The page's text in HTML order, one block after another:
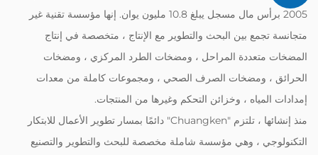
2005 برأس مال مسجل يبلغ 10.8 مليون يوان. إنها مؤسسة تقنية غير
متجانسة تجمع بين البحث والتطوير مع الإنتاج ، متخصصة في إنتاج
المضخات متعددة المراحل ، ومضخات الطرد المركزي ، ومضخات
الحرائق ، ومضخات الصرف الصحي ، ومجموعات كاملة من معدات
إمدادات المياه ، وخزائن التحكم وغيرها من المنتجات.
منذ إنشائها ، تلتزم "Chuangken" دائمًا بمسار تطوير الأعمال للابتكار
التكنولوجي ، وهي مؤسسة شاملة مخصصة للبحث والتطوير والتصنيع